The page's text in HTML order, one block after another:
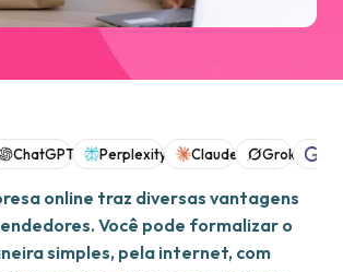
ChatGPT Perplexity Claude Grok
online traz diversas vantagens
Você pode formalizar o
simples, pela internet, com